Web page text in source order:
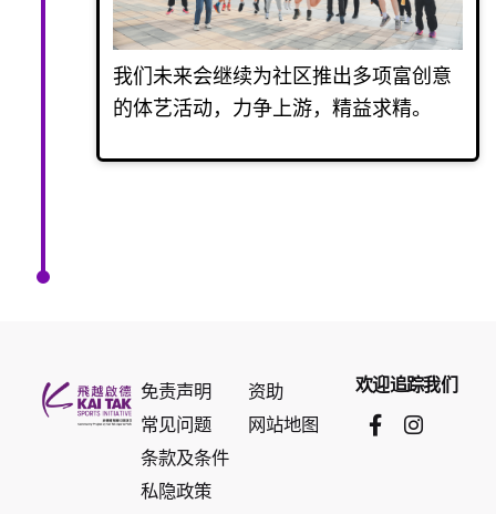
我们未来会继续为社区推出多项富创意
的体艺活动，力争上游，精益求精。
免责声明
常见问题
条款及条件
私隐政策
资助
网站地图
欢迎追踪我们